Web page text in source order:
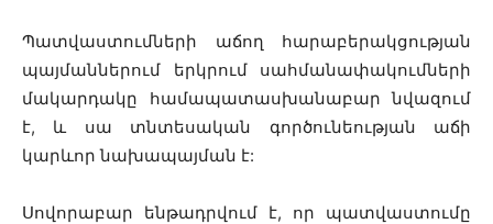
Պատվաստումների աճող հարաբերակցության
պայմաններում երկրում սահմանափակումների
մակարդակը համապատասխանաբար նվազում
է, և սա տնտեսական գործունեության աճի
կարևոր նախապայման է:
Սովորաբար ենթադրվում է, որ պատվաստումը